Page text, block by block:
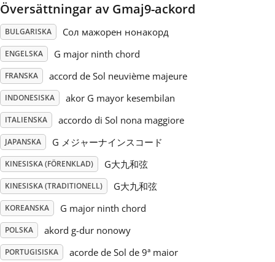
Русский
Svenska
Tiếng Việt
Türkçe
Українська
简体中文
繁體中文
Översättningar av Gmaj9-ackord
BULGARISKA Сол мажорен нонакорд
ENGELSKA G major ninth chord
FRANSKA accord de Sol neuvième majeure
INDONESISKA akor G mayor kesembilan
ITALIENSKA accordo di Sol nona maggiore
JAPANSKA G メジャーナインスコード
KINESISKA (FÖRENKLAD) G大九和弦
KINESISKA (TRADITIONELL) G大九和弦
KOREANSKA G major ninth chord
POLSKA akord g-dur nonowy
PORTUGISISKA acorde de Sol de 9ª maior